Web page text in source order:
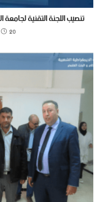
تنصيب اللجنة التقنية
20 أبريل 2023